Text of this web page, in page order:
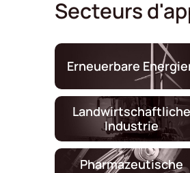
Secteurs
Erneuerbare
Landwirtschaftliche
Industrie
Pharmazeutische